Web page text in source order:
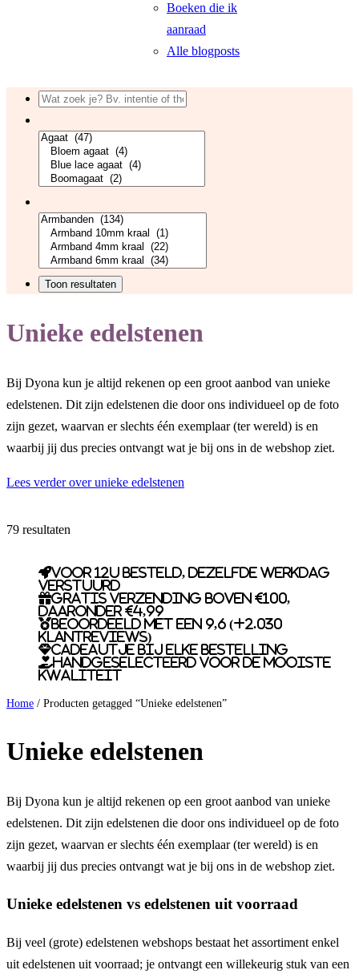
Boeken die ik
aanraad
Alle blogposts
Unieke edelstenen
Bij Dyona kun je altijd rekenen op een groot aanbod van unieke
edelstenen. Dit zijn edelstenen die door ons individueel op de foto
zijn gezet, waarvan er slechts één exemplaar (ter wereld) is en
waarbij jij dus precies ontvangt wat je bij ons in de webshop ziet.
Lees verder over unieke edelstenen
79 resultaten
Voor 12u besteld, dezelfde werkdag
verstuurd
Gratis verzending boven €100,
daaronder €4,99
Beoordeeld met een 9,6 (+2.030
klantreviews)
Cadeautje bij elke bestelling
Handgeselecteerd voor de mooiste
kwaliteit
Home / Producten getagged “Unieke edelstenen”
Unieke edelstenen
Bij Dyona kun je altijd rekenen op een groot aanbod van unieke
edelstenen. Dit zijn edelstenen die door ons individueel op de foto
zijn gezet, waarvan er slechts één exemplaar (ter wereld) is en
waarbij jij dus precies ontvangt wat je bij ons in de webshop ziet.
Unieke edelstenen vs edelstenen uit voorraad
Bij veel (grote) edelstenen webshops bestaat het assortiment enkel
uit edelstenen uit voorraad; je ontvangt een willekeurig stuk van een